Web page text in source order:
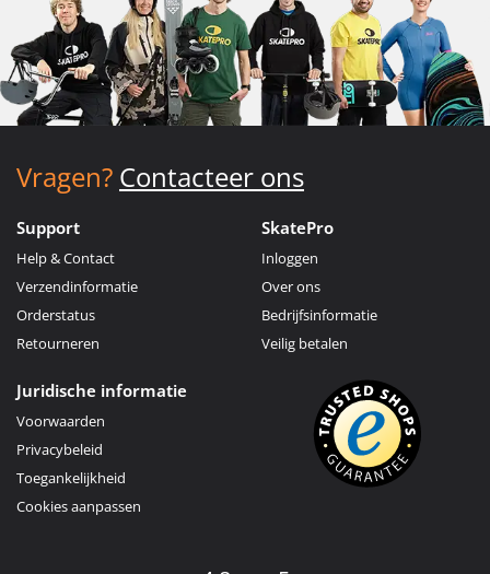
Vragen? Contacteer ons
Support
Help & Contact
Verzendinformatie
Orderstatus
Retourneren
SkatePro
Inloggen
Over ons
Bedrijfsinformatie
Veilig betalen
Juridische informatie
Voorwaarden
Privacybeleid
Toegankelijkheid
Cookies aanpassen